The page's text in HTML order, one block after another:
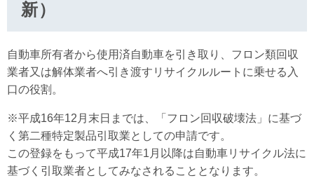
新）
自動車所有者から使用済自動車を引き取り、フロン類回収
業者又は解体業者へ引き渡すリサイクルルートに乗せる入
口の役割。
※平成16年12月末日までは、「フロン回収破壊法」に基づ
く第二種特定製品引取業としての申請です。
この登録をもって平成17年1月以降は自動車リサイクル法に
基づく引取業者としてみなされることとなります。